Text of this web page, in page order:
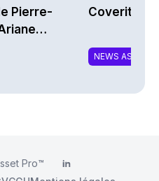
Pierre-
Coverity
NEWS
Pro™ LinkedIn